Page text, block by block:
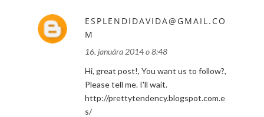
ESPLENDIDAVIDA@GMAIL.CO
M
16. januára 2014 o 8:48
Hi, great post!, You want us to follow?,
Please tell me. I'll wait.
http://prettytendency.blogspot.com.e
s/